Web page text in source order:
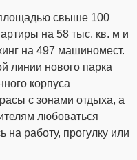
свыше 100
на 58 тыс. кв. м и
на 497 машиномест.
линии нового парка
корпуса
с зонами отдыха, а
любоваться
работу, прогулку или